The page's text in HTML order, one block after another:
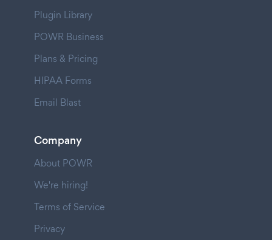
Plugin Library
POWR Business
Plans & Pricing
HIPAA Forms
Email Blast
Company
About POWR
We're hiring!
Terms of Service
Privacy